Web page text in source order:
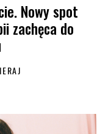
Nowy spot
zachęca do